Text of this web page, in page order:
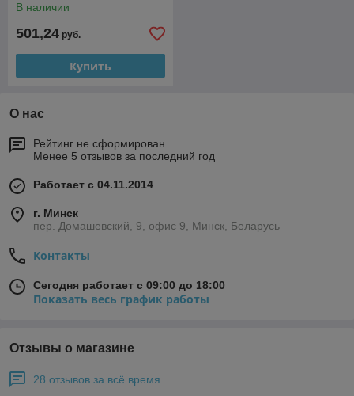
В наличии
501,24 руб.
Купить
О нас
Рейтинг не сформирован
Менее 5 отзывов за последний год
Работает с 04.11.2014
г. Минск
пер. Домашевский, 9, офис 9, Минск, Беларусь
Контакты
Сегодня работает с 09:00 до 18:00
Показать весь график работы
Отзывы о магазине
28 отзывов за всё время